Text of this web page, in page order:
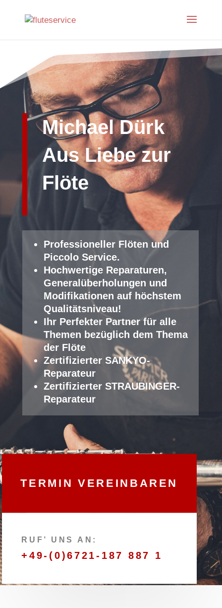
Michael Dürk
Aus Liebe zur
Flöte
Professioneller Fl öten und
Piccolo Service.
Hochwertige Reparaturen,
Generalüberholungen und
Modifikationen auf höchstem
Qualitätsniveau!
Ihr Perfekter Partner für alle
Themen bezüglich dem Thema
der Flöte
Zertifizierter SANKYO-
Reparateur
Zertifizierter STRAUBINGER-
Reparateur
TERMIN VEREINBAREN
RUF’ UNS AN:
+49-(0)6721-187 887 1